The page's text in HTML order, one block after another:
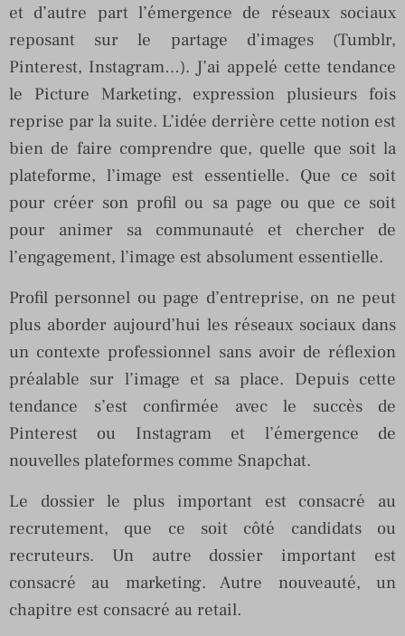
et d’autre part l’émergence de réseaux sociaux
reposant sur le partage d’images (Tumblr,
Pinterest, Instagram…). J’ai appelé cette tendance
le Picture Marketing, expression plusieurs fois
reprise par la suite. L’idée derrière cette notion est
bien de faire comprendre que, quelle que soit la
plateforme, l’image est essentielle. Que ce soit
pour créer son profil ou sa page ou que ce soit
pour animer sa communauté et chercher de
l’engagement, l’image est absolument essentielle.
Profil personnel ou page d’entreprise, on ne peut
plus aborder aujourd’hui les réseaux sociaux dans
un contexte professionnel sans avoir de réflexion
préalable sur l’image et sa place. Depuis cette
tendance s’est confirmée avec le succès de
Pinterest ou Instagram et l’émergence de
nouvelles plateformes comme Snapchat.
Le dossier le plus important est consacré au
recrutement, que ce soit côté candidats ou
recruteurs. Un autre dossier important est
consacré au marketing. Autre nouveauté, un
chapitre est consacré au retail.